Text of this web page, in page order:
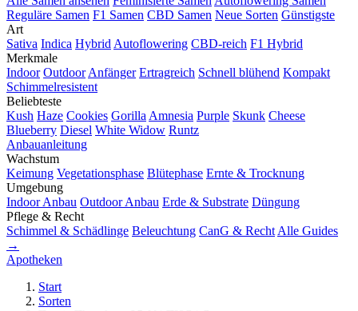
Reguläre Samen F1 Samen CBD Samen Neue Sorten Günstigste
Art
Sativa Indica Hybrid Autoflowering CBD-reich F1 Hybrid
Merkmale
Indoor Outdoor Anfänger Ertragreich Schnell blühend Kompakt
Schimmelresistent
Beliebteste
Kush Haze Cookies Gorilla Amnesia Purple Skunk Cheese
Blueberry Diesel White Widow Runtz
Anbauanleitung
Wachstum
Keimung Vegetationsphase Blütephase Ernte & Trocknung
Umgebung
Indoor Anbau Outdoor Anbau Erde & Substrate Düngung
Pflege & Recht
Schimmel & Schädlinge Beleuchtung CanG & Recht Alle Guides
→
Apotheken
Start
Sorten